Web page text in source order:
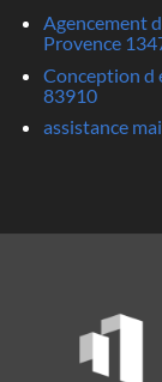
Agencement
Provence
Conception d
83910
assistance